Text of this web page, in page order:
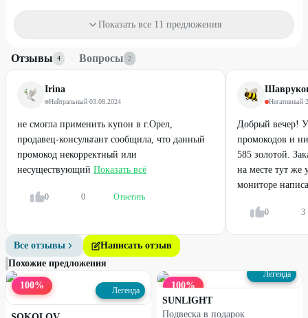
Профи
Серьги с бриллиантами
Профи
ДО83%
Показать все 11 предложения
Отзывы 4 · Вопросы 2
Irina
Нейтральный·03.08.2024
не смогла применить купон в г.Орел,
продавец-консультант сообщила, что данный
промокод некорректный или
несуществующий Показать всё
0 0 Ответить
Негативный·
Добрый вечер!
промокодов и
585 золотой.
на месте тут же
мониторе
0 3
Все отзывы
Написать отзыв
Похожие предложения
100% Легенда 100%
Легенда
SUNLIGHT
Подвеска в подарок